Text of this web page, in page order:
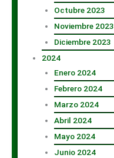
Octubre 2023
Noviembre 2023
Diciembre 2023
2024
Enero 2024
Febrero 2024
Marzo 2024
Abril 2024
Mayo 2024
Junio 2024